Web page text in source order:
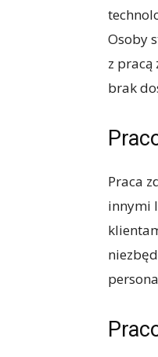
Osoby
z pracą
brak
Praca
innymi